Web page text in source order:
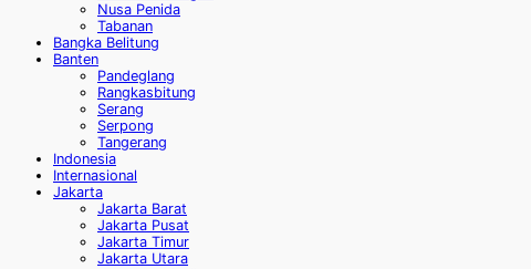
Nusa Penida
Tabanan
Bangka Belitung
Banten
Pandeglang
Rangkasbitung
Serang
Serpong
Tangerang
Indonesia
Internasional
Jakarta
Jakarta Barat
Jakarta Pusat
Jakarta Timur
Jakarta Utara